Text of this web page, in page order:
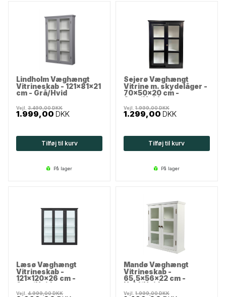
Lindholm Væghængt
Vitrineskab - 121x81x21
cm - Grå/Hvid
1.999,00 DKK
Vejl.3.499,00DKK
Tilføj til kurv
på lager
Sejerø Væghængt
Vitrine m. skydelåger -
70x50x20 cm -
Sort/Hvid
1.299,00 DKK
Vejl. 1.999,00DKK
Tilføj til kurv
på lager
Læsø Væghængt
Vitrineskab -
121x120x26 cm -
Sort/Hvid
Vejl.4.999,00DKK
Mandø Væghængt
Vitrineskab -
65,5x56x22 cm -
Hvid/Hvid
Vejl. 1.999,00DKK